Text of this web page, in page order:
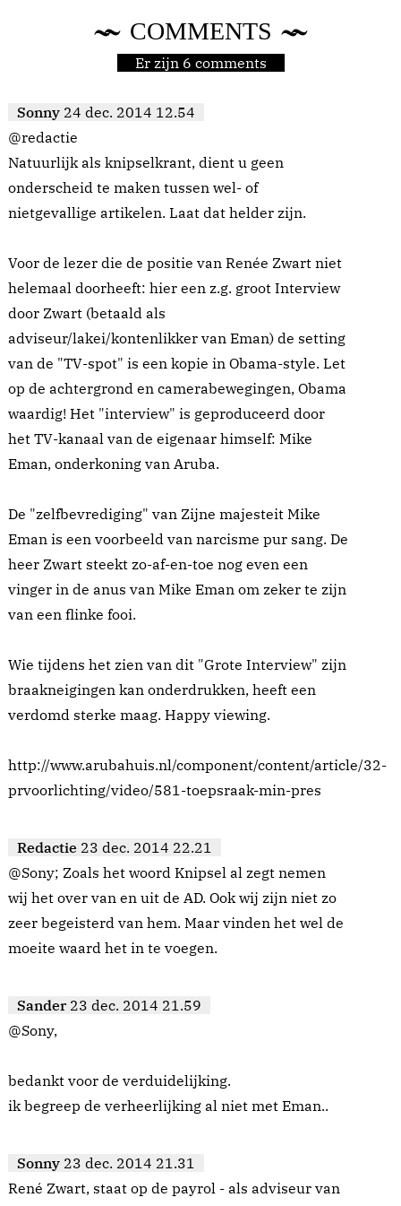
COMMENTS
Er zijn 6 comments
Sonny 24 dec. 2014 12.54
@redactie
Natuurlijk als knipselkrant, dient u geen
onderscheid te maken tussen wel- of
nietgevallige artikelen. Laat dat helder zijn.
Voor de lezer die de positie van Renée Zwart niet
helemaal doorheeft: hier een z.g. groot Interview
door Zwart (betaald als
adviseur/lakei/kontenlikker van Eman) de setting
van de "TV-spot" is een kopie in Obama-style. Let
op de achtergrond en camerabewegingen, Obama
waardig! Het "interview" is geproduceerd door
het TV-kanaal van de eigenaar himself: Mike
Eman, onderkoning van Aruba.
De "zelfbevrediging" van Zijne majesteit Mike
Eman is een voorbeeld van narcisme pur sang. De
heer Zwart steekt zo-af-en-toe nog even een
vinger in de anus van Mike Eman om zeker te zijn
van een flinke fooi.
Wie tijdens het zien van dit "Grote Interview" zijn
braakneigingen kan onderdrukken, heeft een
verdomd sterke maag. Happy viewing.
http://www.arubahuis.nl/component/content/article/32-
prvoorlichting/video/581-toepsraak-min-pres
Redactie 23 dec. 2014 22.21
@Sony; Zoals het woord Knipsel al zegt nemen
wij het over van en uit de AD. Ook wij zijn niet zo
zeer begeisterd van hem. Maar vinden het wel de
moeite waard het in te voegen.
Sander 23 dec. 2014 21.59
@Sony,
bedankt voor de verduidelijking.
ik begreep de verheerlijking al niet met Eman..
Sonny 23 dec. 2014 21.31
René Zwart, staat op de payrol - als adviseur van